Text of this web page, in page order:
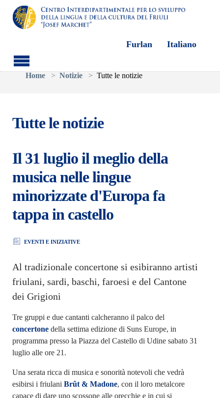
Skip to main content
Furlan Italiano
You are here:
Home
Notizie Tutte le notizie
Tutte le notizie
Il 31 luglio il meglio della
musica nelle lingue
minorizzate d'Europa fa
tappa in castello
EVENTI E INIZIATIVE
Al tradizionale concertone si esibiranno artisti
friulani, sardi, baschi, faroesi e del Cantone
dei Grigioni
Tre gruppi e due cantanti calcheranno il palco del
concertonedella settima edizione di Suns Europe, in
programma presso la Piazza del Castello di Udine sabato 31
luglio alle ore 21.
Una serata ricca di musica e sonorità notevoli che vedrà
esibirsi i friulani Brût & Madone, con il loro metalcore
capace di dare uno scossone alle orecchie e in cui si